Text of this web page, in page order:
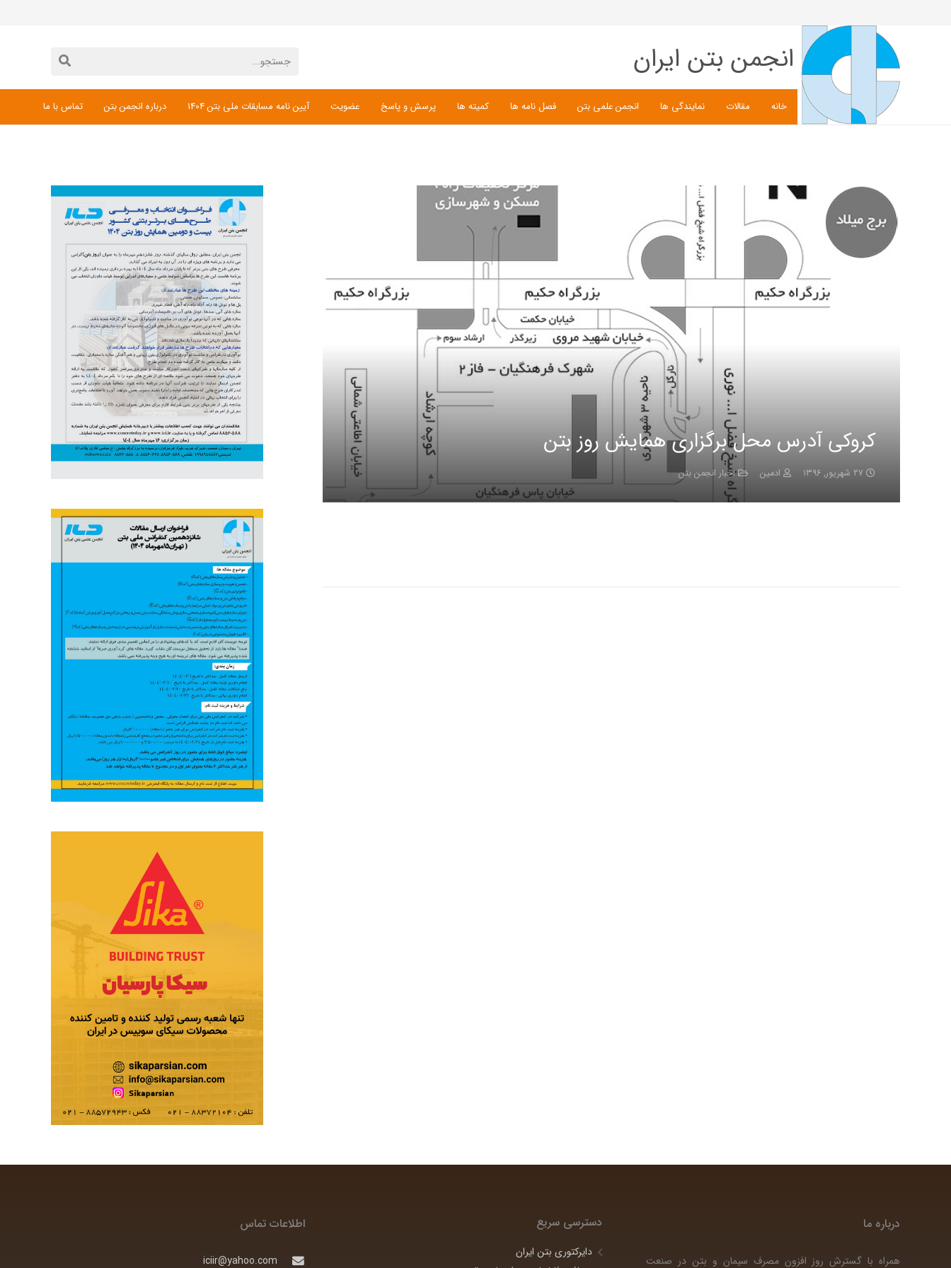
انجمن بتن ایران
خانه مقالات نمایندگی ها انجمن علمی بتن فصل نامه ها کمیته ها پرسش و پاسخ عضویت آیین نامه مسابقات ملی بتن 1404 درباره انجمن بتن تماس با ما
کروکی آدرس محل برگزاری همایش روز بتن
۲۷ شهریور, ۱۳۹۶ ادمین اخبار انجمن بتن
درباره ما
همراه با گسترش روز افزون مصرف سیمان و بتن در صنعت
دسترسی سریع
دایرکتوری بتن ایران
اطلاعات تماس
iciir@yahoo.com